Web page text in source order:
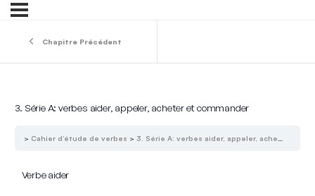
Chapitre Précédent
3. Série A: verbes aider, appeler, acheter et commander
Cahier d’étude de verbes 3. Série A: verbes aider, appeler, acheter et commander
Verbe aider